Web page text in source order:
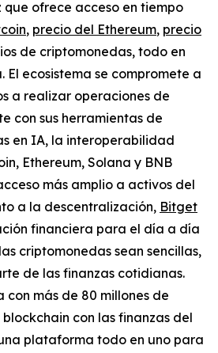
que ofrece acceso en tiempo
, precio del Ethereum, precio
de criptomonedas, todo en
El ecosistema se compromete a
a realizar operaciones de
con sus herramientas de
en IA, la interoperabilidad
Ethereum, Solana y BNB
más amplio a activos del
a la descentralización, Bitget
financiera para el día a día
criptomonedas sean sencillas,
de las finanzas cotidianas.
con más de 80 millones de
con las finanzas del
plataforma todo en uno para